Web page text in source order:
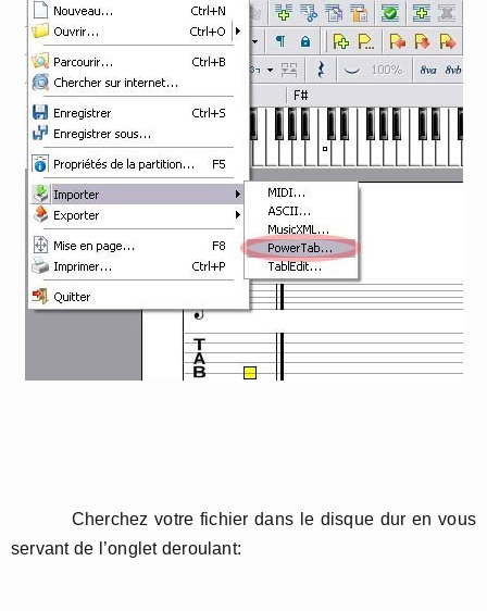
Cherchez votre fichier dans le disque dur en vous
servant de l’onglet deroulant: